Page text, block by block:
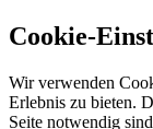
Cookie-
Wir verwenden
Erlebnis zu bieten.
Seite notwendig